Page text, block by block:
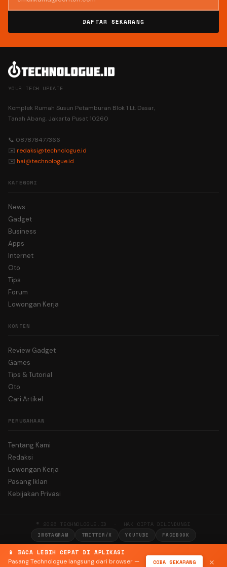
📱 BACA LEBIH CEPAT DI APLIKASI
Pasang Technologue langsung dari browser —
COBA SEKARANG ✕
DAFTAR SEKARANG
YOUR TECH UPDATE
Komplek Rumah Susun Petamburan Blok 1 Lt. Dasar,
Tanah Abang, Jakarta Pusat 10260
📞 087878477366
✉️ redaksi@technologue.id
✉️ hai@technologue.id
KATEGORI
News
Gadget
Business
Apps
Internet
Oto
Tips
Forum
Lowongan Kerja
KONTEN
Review Gadget
Games
Tips & Tutorial
Oto
Cari Artikel
PERUSAHAAN
Tentang Kami
Redaksi
Lowongan Kerja
Pasang Iklan
Kebijakan Privasi
© 2026 TECHNOLOGUE.ID · HAK CIPTA DILINDUNGI
INSTAGRAM TWITTER/X YOUTUBE FACEBOOK